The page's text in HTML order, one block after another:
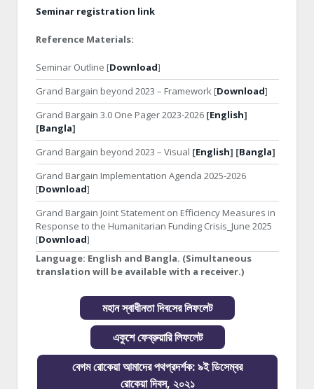
Seminar registration link
Reference Materials:
Seminar Outline [Download]
Grand Bargain beyond 2023 – Framework [Download]
Grand Bargain 3.0 One Pager 2023-2026 [English]
[Bangla]
Grand Bargain beyond 2023 – Visual [English] [Bangla]
Grand Bargain Implementation Agenda 2025-2026
[Download]
Grand Bargain Joint Statement on Efficiency Measures in
Response to the Humanitarian Funding Crisis_June 2025
[Download]
Language: English and Bangla. (Simultaneous
translation will be available with a receiver.)
মহান স্বাধীনতা দিবসের লিফলেট
একুশে ফেব্রুয়ারি লিফলেট
বেগম রোকেয়া আমাদের পথপ্রদর্শক: ৯ই ডিসেম্বর
রোকেয়া দিবস, ২০২১